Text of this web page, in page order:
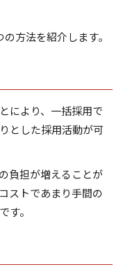
方法を紹介します。
により、一括採用で
とした採用活動が可
負担が増えることが
ストであまり手間の
す。